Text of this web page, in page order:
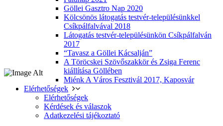
Göllei Gasztro Nap 2020
Kölcsönös látogatás testvér-településünkkel
Csíkpálfalvával 2018
Látogatás testvér-településünkön Csíkpálfalván
2017
“Tavasz a Göllei Kácsalján”
A Töröcskei Szövőszakkör és Zsiga Ferenc
kiállítása Göllében
Miénk A Város Fesztivál 2017, Kaposvár
Elérhetőségek
Elérhetőségek
Kérdések és válaszok
Adatkezelési tájékoztató